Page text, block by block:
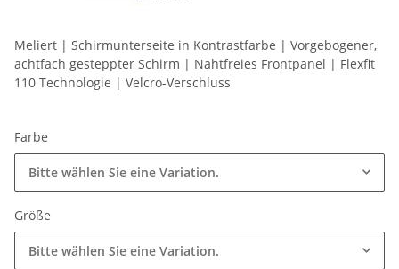
Meliert | Schirmunterseite in Kontrastfarbe | Vorgebogener,
achtfach gesteppter Schirm | Nahtfreies Frontpanel | Flexfit
110 Technologie | Velcro-Verschluss
Farbe
Bitte wählen Sie eine Variation.
Größe
Bitte wählen Sie eine Variation.